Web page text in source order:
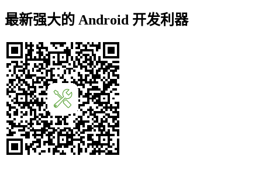
最新强大的 Android 开发利器